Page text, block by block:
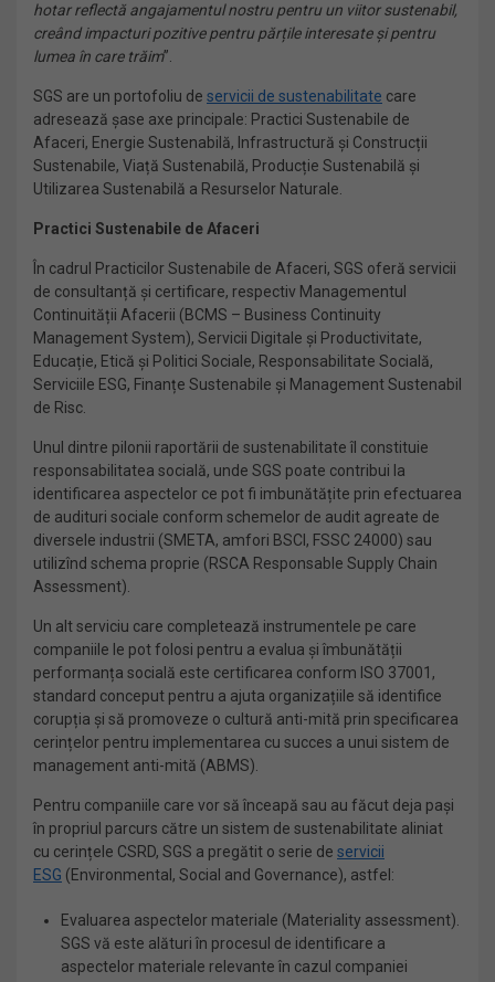
hotar reflectă angajamentul nostru pentru un viitor sustenabil,
creând impacturi pozitive pentru părțile interesate și pentru
lumea în care trăim”.
SGS are un portofoliu de servicii de sustenabilitate care
adresează șase axe principale: Practici Sustenabile de
Afaceri, Energie Sustenabilă, Infrastructură și Construcții
Sustenabile, Viață Sustenabilă, Producție Sustenabilă și
Utilizarea Sustenabilă a Resurselor Naturale.
Practici Sustenabile de Afaceri
În cadrul Practicilor Sustenabile de Afaceri, SGS oferă servicii
de consultanță și certificare, respectiv Managementul
Continuității Afacerii (BCMS – Business Continuity
Management System), Servicii Digitale și Productivitate,
Educație, Etică și Politici Sociale, Responsabilitate Socială,
Serviciile ESG, Finanțe Sustenabile și Management Sustenabil
de Risc.
Unul dintre pilonii raportării de sustenabilitate îl constituie
responsabilitatea socială, unde SGS poate contribui la
identificarea aspectelor ce pot fi imbunătățite prin efectuarea
de audituri sociale conform schemelor de audit agreate de
diversele industrii (SMETA, amfori BSCI, FSSC 24000) sau
utilizînd schema proprie (RSCA Responsable Supply Chain
Assessment).
Un alt serviciu care completează instrumentele pe care
companiile le pot folosi pentru a evalua și îmbunătății
performanța socială este certificarea conform ISO 37001,
standard conceput pentru a ajuta organizațiile să identifice
corupția și să promoveze o cultură anti-mită prin specificarea
cerințelor pentru implementarea cu succes a unui sistem de
management anti-mită (ABMS).
Pentru companiile care vor să înceapă sau au făcut deja pași
în propriul parcurs către un sistem de sustenabilitate aliniat
cu cerințele CSRD, SGS a pregătit o serie de servicii
ESG (Environmental, Social and Governance), astfel:
Evaluarea aspectelor materiale (Materiality assessment).
SGS vă este alături în procesul de identificare a
aspectelor materiale relevante în cazul companiei